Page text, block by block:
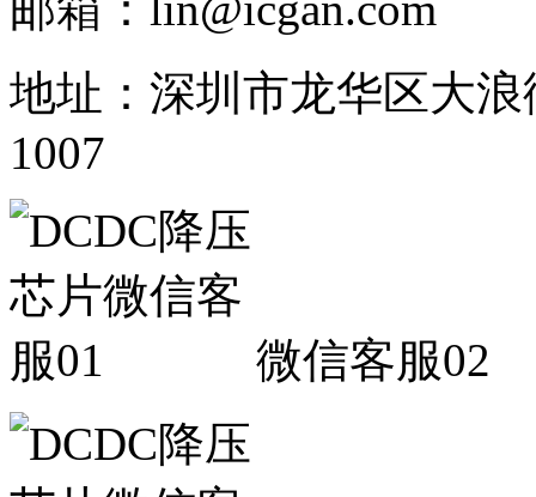
地址：深圳市龙华区大
1007
微信客服02